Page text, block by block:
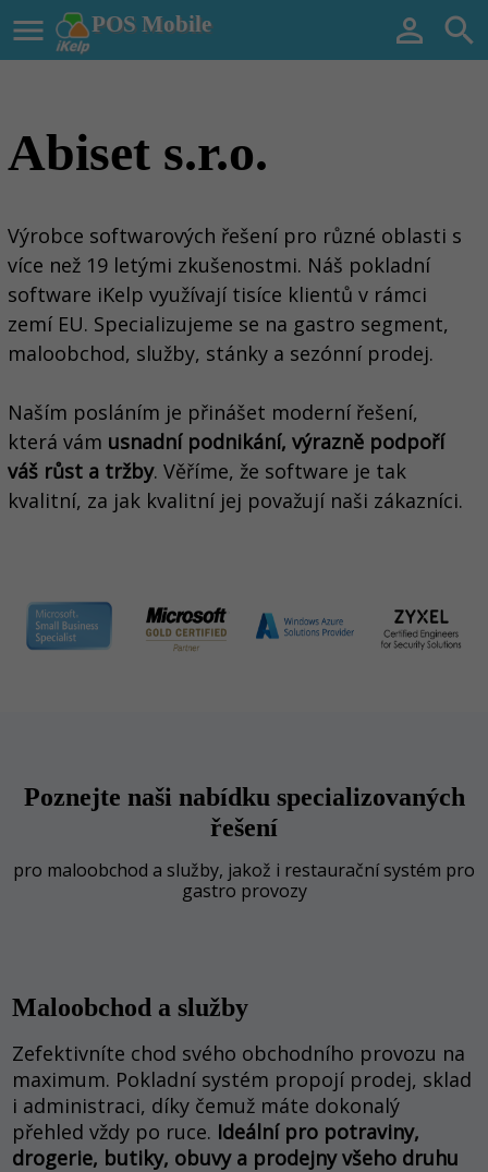
POS Mobile
  
Abiset s.r.o.
Výrobce softwarových řešení pro různé oblasti s
více než 19 letými zkušenostmi. Náš pokladní
software iKelp využívají tisíce klientů v rámci
zemí EU. Specializujeme se na gastro segment,
maloobchod, služby, stánky a sezónní prodej.
Naším posláním je přinášet moderní řešení,
která vám usnadní podnikání, výrazně podpoří
váš růst a tržby. Věříme, že software je tak
kvalitní, za jak kvalitní jej považují naši zákazníci.
Poznejte naši nabídku specializovaných
řešení
pro maloobchod a služby, jakož i restaurační systém pro
gastro provozy
Maloobchod a služby
Zefektivníte chod svého obchodního provozu na
maximum. Pokladní systém propojí prodej, sklad
i administraci, díky čemuž máte dokonalý
přehled vždy po ruce. Ideální pro potraviny,
drogerie, butiky, obuvy a prodejny všeho druhu